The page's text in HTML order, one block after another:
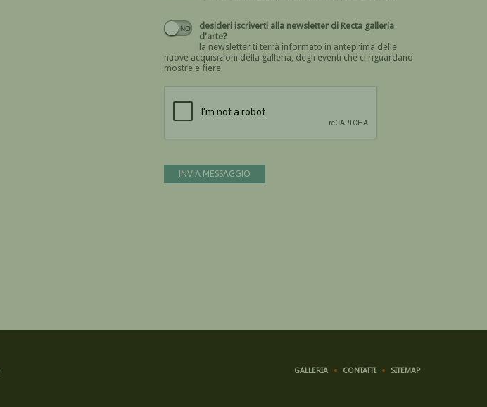
desideri iscriverti alla newsletter di Recta galleria
d'arte?
la newsletter ti terrà informato in anteprima delle
nuove acquisizioni della galleria, degli eventi che ci riguardano
mostre e fiere
INVIA MESSAGGIO
GALLERIA CONTATTI SITEMAP